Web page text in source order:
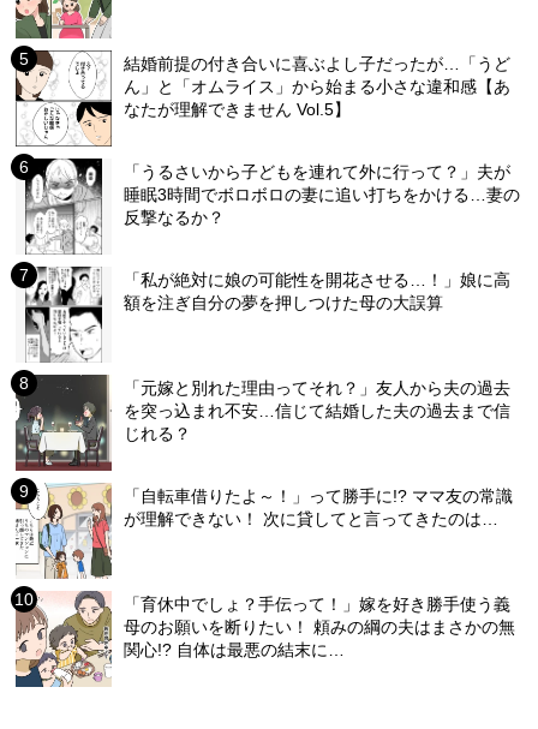
結婚前提の付き合いに喜ぶよし子だったが…「うど
ん」と「オムライス」から始まる小さな違和感【あ
なたが理解できません Vol.5】
「うるさいから子どもを連れて外に行って？」夫が
睡眠3時間でボロボロの妻に追い打ちをかける…妻の
反撃なるか？
「私が絶対に娘の可能性を開花させる…！」娘に高
額を注ぎ自分の夢を押しつけた母の大誤算
「元嫁と別れた理由ってそれ？」友人から夫の過去
を突っ込まれ不安…信じて結婚した夫の過去まで信
じれる？
「自転車借りたよ～！」って勝手に!? ママ友の常識
が理解できない！ 次に貸してと言ってきたのは…
「育休中でしょ？手伝って！」嫁を好き勝手使う義
母のお願いを断りたい！ 頼みの綱の夫はまさかの無
関心!? 自体は最悪の結末に…